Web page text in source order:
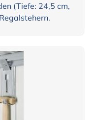
(Tiefe: 24,5 cm,